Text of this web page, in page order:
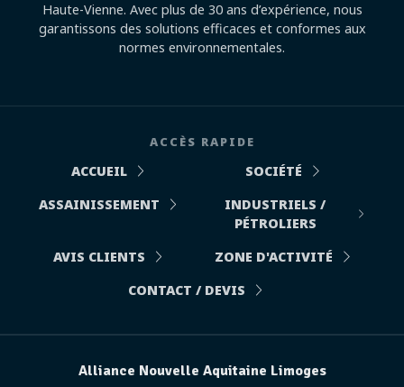
Haute-Vienne. Avec plus de 30 ans d’expérience, nous
garantissons des solutions efficaces et conformes aux
normes environnementales.
ACCÈS RAPIDE
ACCUEIL
SOCIÉTÉ
ASSAINISSEMENT
INDUSTRIELS /
PÉTROLIERS
AVIS CLIENTS
ZONE D'ACTIVITÉ
CONTACT / DEVIS
Alliance Nouvelle Aquitaine Limoges